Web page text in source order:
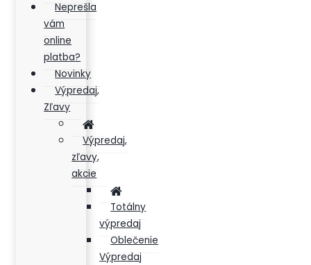
Neprešla
vám
online
platba?
Novinky
Výpredaj,
Zľavy
Výpredaj,
zľavy,
akcie
Totálny
výpredaj
Oblečenie
Výpredaj